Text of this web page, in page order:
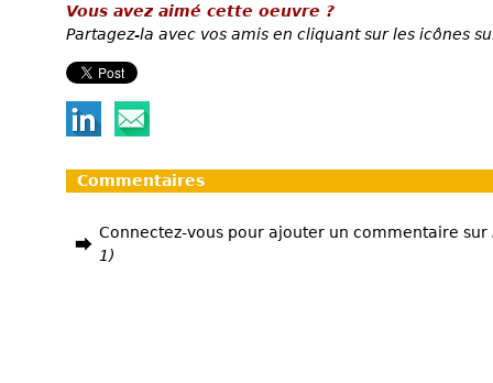
Vous avez aimé cette oeuvre ?
Partagez-la avec vos amis en cliquant sur les icônes
Commentaires
Connectez-vous pour ajouter un commentaire sur
1)